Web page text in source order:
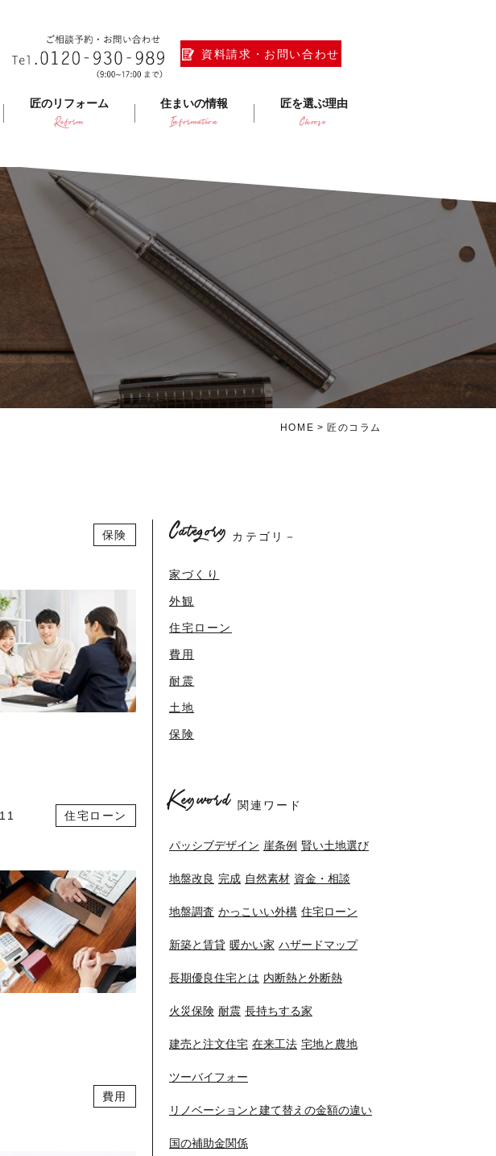
資料請求・お問い合わせ
匠のリフォーム
Reform
住まいの情報
Information
匠を選ぶ理由
Choose
HOME 匠のコラム
保険
住宅ローン
費用
Category カテゴリ－
家づくり
外観
住宅ローン
費用
耐震
土地
保険
Keyword 関連ワード
パッシブデザイン 崖条例 賢い土地選び
地盤改良 完成 自然素材 資金・相談
地盤調査 かっこいい外構 住宅ローン
新築と賃貸 暖かい家 ハザードマップ
長期優良住宅とは 内断熱と外断熱
火災保険 耐震 長持ちする家
建売と注文住宅 在来工法 宅地と農地
ツーバイフォー
リノベーションと建て替えの金額の違い
国の補助金関係